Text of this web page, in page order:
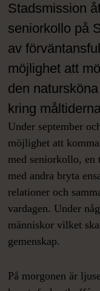
Stadsmission
seniorkollo på
av
möjlighet att
den
kring
Under september
möjlighet att
med seniorkollo, en
med andra bryta
relationer och
vardagen. Under
människor vilket
gemenskap.
På morgonen är